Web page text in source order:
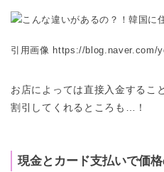
引用画像 https://blog.naver.com/
お店によっては直接入金するこ
割引してくれるところも…！
現金とカード支払いで価格